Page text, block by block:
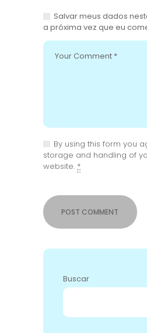
Salvar meus dados
a próxima vez que eu
By using this form you
storage and handling of
website. *
Buscar